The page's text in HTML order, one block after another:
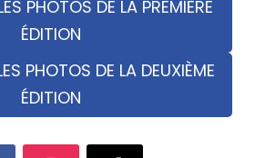
PHOTOS DE LA PREMIÈRE
ÉDITION
PHOTOS DE LA DEUXIÈME
ÉDITION